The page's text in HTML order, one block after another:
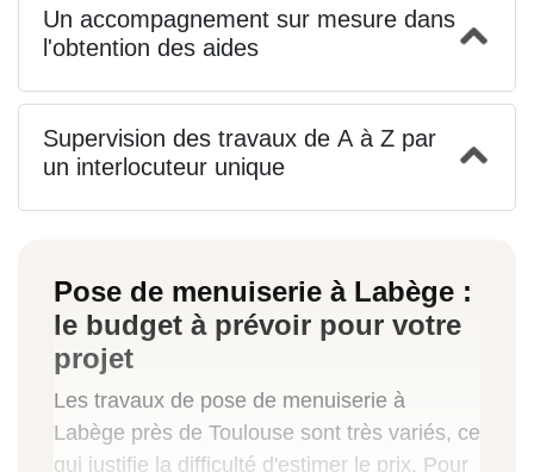
Un accompagnement sur mesure dans
l'obtention des aides
Supervision des travaux de A à Z par
un interlocuteur unique
Pose de menuiserie à Labège :
le budget à prévoir pour votre
projet
Les travaux de pose de menuiserie à
Labège près de Toulouse sont très variés, ce
qui justifie la difficulté d'estimer le prix. Pour